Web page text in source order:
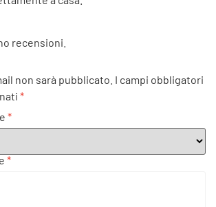
recensioni.
non sarà pubblicato. I campi obbligatori
*
*
*